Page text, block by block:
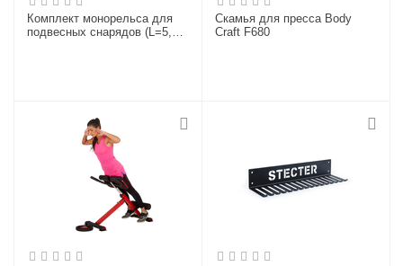
Комплект монорельса для
подвесных снарядов (L=5,94
Скамья для пресса Body
Craft F680